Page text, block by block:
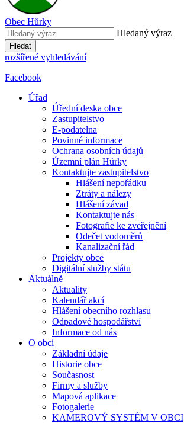
Obec Hůrky
Hledaný výraz
Hledat
rozšířené vyhledávání
Facebook
Úřad
Úřední deska obce
Zastupitelstvo
E-podatelna
Povinné informace
Ochrana osobních údajů
Územní plán Hůrky
Kontaktujte zastupitelstvo
Hlášení nepořádku
Ztráty a nálezy
Hlášení závad
Kontaktujte nás
Fotografie ke zveřejnění
Odečet vodoměrů
Kanalizační řád
Projekty obce
Digitální služby státu
Aktuálně
Aktuality
Kalendář akcí
Hlášení obecního rozhlasu
Odpadové hospodářství
Informace od nás
O obci
Základní údaje
Historie obce
Současnost
Firmy a služby
Mapová aplikace
Fotogalerie
KAMEROVÝ SYSTÉM V OBCI